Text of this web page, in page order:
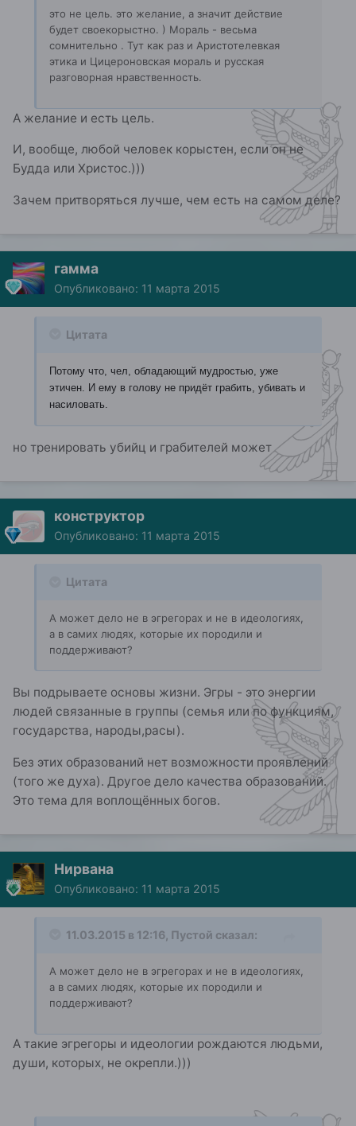
это не цель. это желание, а значит действие
будет своекорыстно. ) Мораль - весьма
сомнительно . Тут как раз и Аристотелевкая
этика и Цицероновская мораль и русская
разговорная нравственность.
А желание и есть цель.
И, вообще, любой человек корыстен, если он не
Будда или Христос.)))
Зачем притворяться лучше, чем есть на самом деле?
гамма
Опубликовано: 11 марта 2015
Цитата
Потому что, чел, обладающий мудростью, уже
этичен. И ему в голову не придёт грабить, убивать и
насиловать.
но тренировать убийц и грабителей может
конструктор
Опубликовано: 11 марта 2015
Цитата
А может дело не в эгрегорах и не в идеологиях,
а в самих людях, которые их породили и
поддерживают?
Вы подрываете основы жизни. Эгры - это энергии
людей связанные в группы (семья или по функциям,
государства, народы,расы).
Без этих образований нет возможности проявлений
(того же духа). Другое дело качества образований.
Это тема для воплощённых богов.
Нирвана
Опубликовано: 11 марта 2015
11.03.2015 в 12:16, Пустой сказал:
А может дело не в эгрегорах и не в идеологиях,
а в самих людях, которые их породили и
поддерживают?
А такие эгрегоры и идеологии рождаются людьми,
души, которых, не окрепли.)))